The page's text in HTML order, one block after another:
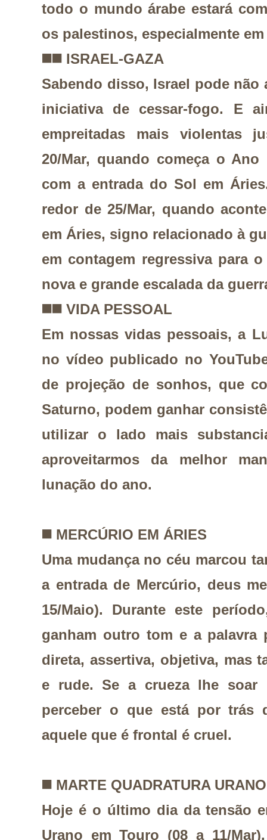
todo o mundo árabe estará
os palestinos, especialmente em
◼️◼️ ISRAEL-GAZA
Sabendo disso, Israel pode não
iniciativa de cessar-fogo. E
empreitadas mais violentas
20/Mar, quando começa o
com a entrada do Sol em
redor de 25/Mar, quando
em Áries, signo relacionado à
em contagem regressiva para
nova e grande escalada da
◼️◼️ VIDA PESSOAL
Em nossas vidas pessoais, a
no vídeo publicado no
de projeção de sonhos, que
Saturno, podem ganhar
utilizar o lado mais
aproveitarmos da melhor
lunação do ano.
◼️ MERCÚRIO EM ÁRIES
Uma mudança no céu marcou
a entrada de Mercúrio, deus
15/Maio). Durante este
ganham outro tom e a palavra
direta, assertiva, objetiva, mas
e rude. Se a crueza lhe soar
perceber o que está por trás
aquele que é frontal é cruel.
◼️ MARTE QUADRATURA URANO
Hoje é o último dia da tensão
Urano em Touro (08 a 11/